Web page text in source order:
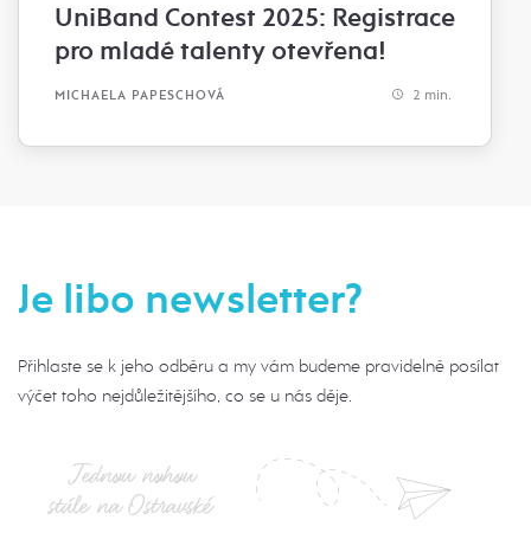
UniBand Contest 2025: Registrace
pro mladé talenty otevřena!
MICHAELA PAPESCHOVÁ 2 min.
Je libo newsletter?
Přihlaste se k jeho odběru a my vám budeme pravidelně posílat
výčet toho nejdůležitějšího, co se u nás děje.
Jednou nohou
stále na Ostravské